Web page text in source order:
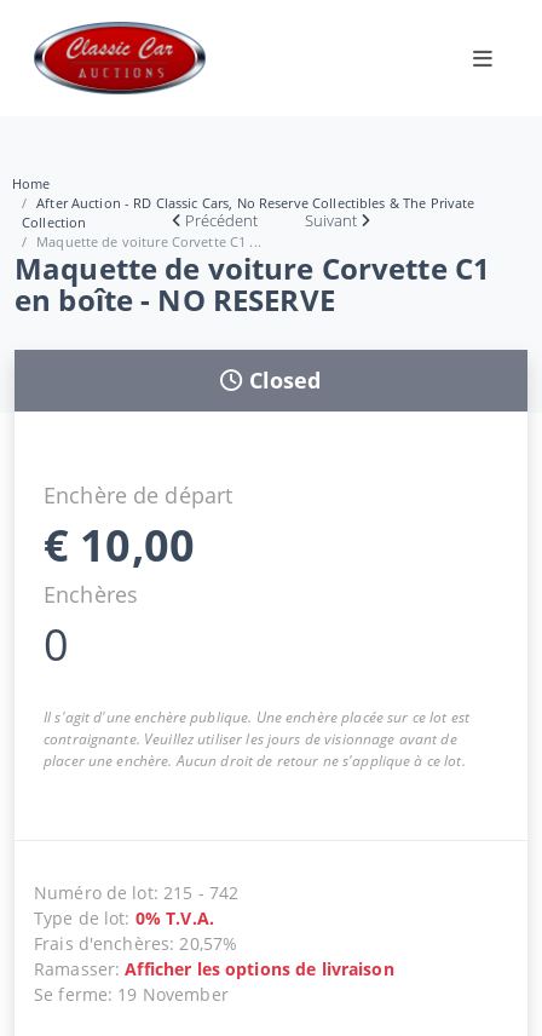
Home
After Auction - RD Classic Cars, No Reserve Collectibles & The Private
Collection
Maquette de voiture Corvette C1 ...
Précédent Suivant
Maquette de voiture Corvette C1
en boîte - NO RESERVE
Closed
Enchère de départ
€ 10,00
Enchères
0
Il s'agit d'une enchère publique. Une enchère placée sur ce lot est
contraignante. Veuillez utiliser les jours de visionnage avant de
placer une enchère. Aucun droit de retour ne s'applique à ce lot.
Numéro de lot:215 - 742
Type de lot: 0% T.V.A.
Frais d'enchères:20,57%
Ramasser:Afficher les options de livraison
Se ferme: 19 November